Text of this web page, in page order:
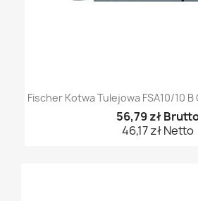
Fischer Kotwa Tulejowa FSA10/10
56,79 zł
46,17 zł Netto